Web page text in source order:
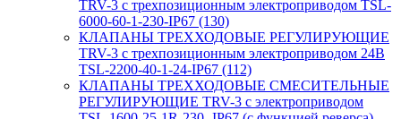
TRV-3 с трехпозиционным электроприводом TSL-
6000-60-1-230-IP67 (130)
КЛАПАНЫ ТРЕХХОДОВЫЕ РЕГУЛИРУЮЩИЕ
TRV-3 с трехпозиционным электроприводом 24В
TSL-2200-40-1-24-IP67 (112)
КЛАПАНЫ ТРЕХХОДОВЫЕ СМЕСИТЕЛЬНЫЕ
РЕГУЛИРУЮЩИЕ TRV-3 с электроприводом